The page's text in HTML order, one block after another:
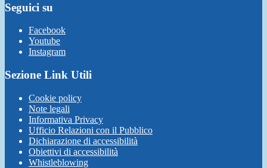
Seguici su
Facebook
Youtube
Instagram
Sezione Link Utili
Cookie policy
Note legali
Informativa Privacy
Ufficio Relazioni con il Pubblico
Dichiarazione di accessibilità
Obiettivi di accessibilità
Whistleblowing